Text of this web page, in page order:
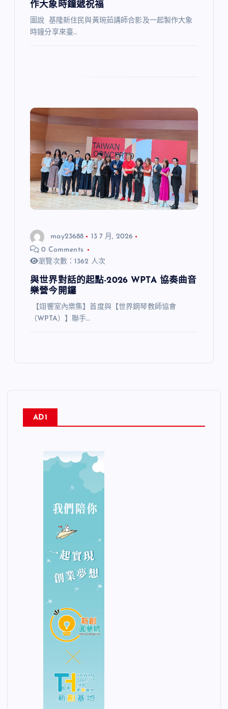
作大象時鐘遞祝福
圖說 基隆新住民與黃琬茹講師合影及一起製作大象
時鐘分享來臺…
may23688
13 7 月, 2026
0 Comments
瀏覽次數：1362 人次
與世界對話的起點-2026 WPTA 協奏曲音
樂營今開鑼
【翊響室內樂集】首度與【世界鋼琴教師協會
（WPTA）】聯手…
AD1